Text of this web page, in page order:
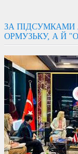
ЗА ПІДСУМКАМИ
ОРМУЗЬКУ, А Й